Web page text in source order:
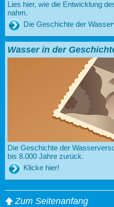
Lies hier, wie die Entwicklung
nahm.
Die Geschichte der
Wasser in der
Die Geschichte der
bis 8.000 Jahre zurück.
Klicke hier!
Zum Seitenanfang